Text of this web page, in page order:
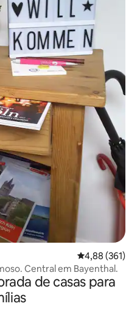
4,88 de uma
4,88 (361)
Central em Bayenthal.
de casas para